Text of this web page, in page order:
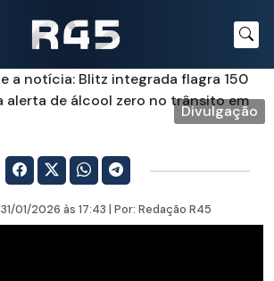
Divulgação
31/01/2026 às 17:43 | Por: Redação R45